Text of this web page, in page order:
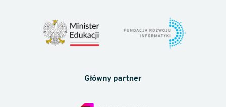
Główny partner